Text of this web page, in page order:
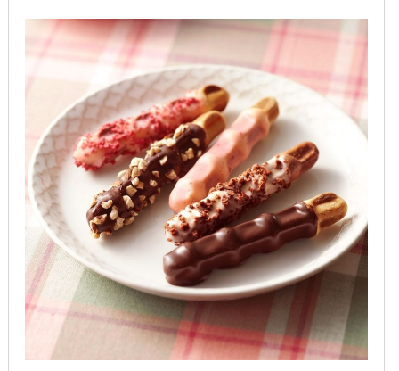
2019年11月
2019年10月
2019年9月
2019年8月
2019年7月
2019年6月
2019年5月
2019年4月
2019年3月